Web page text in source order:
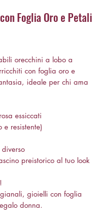
Foglia Oro e Petali
orecchini a lobo a
con foglia oro e
ideale per chi ama
essiccati
resistente)
preistorico al tuo look
gioielli con foglia
donna.